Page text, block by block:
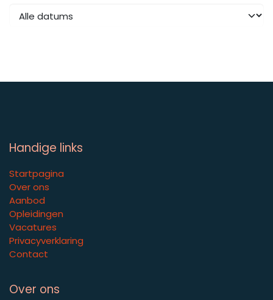
Handige links
Startpagina
Over ons
Aanbod
Opleidingen
Vacatures
Privacyverklaring
Contact
Over ons